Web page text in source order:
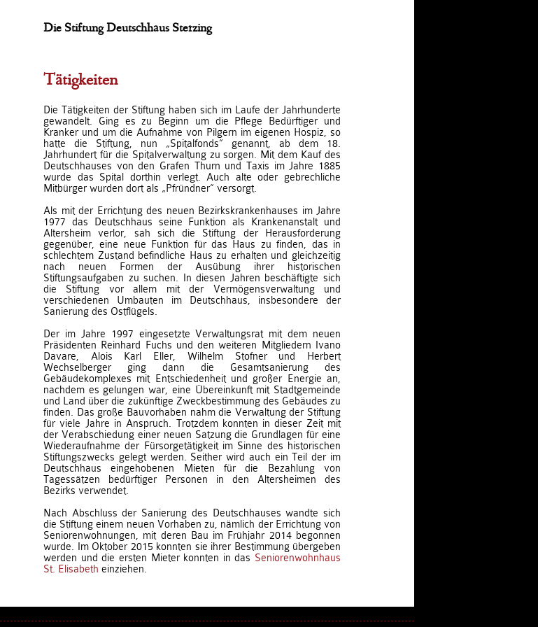
Die Stiftung Deutschhaus Sterzing
Tätigkeiten
Die Tätigkeiten der Stiftung haben sich im Laufe der Jahrhunderte
gewandelt. Ging es zu Beginn um die Pflege Bedürftiger und
Kranker und um die Aufnahme von Pilgern im eigenen Hospiz, so
hatte die Stiftung, nun „Spitalfonds“ genannt, ab dem 18.
Jahrhundert für die Spitalverwaltung zu sorgen. Mit dem Kauf des
Deutschhauses von den Grafen Thurn und Taxis im Jahre 1885
wurde das Spital dorthin verlegt. Auch alte oder gebrechliche
Mitbürger wurden dort als „Pfründner“ versorgt.
Als mit der Errichtung des neuen Bezirkskrankenhauses im Jahre
1977 das Deutschhaus seine Funktion als Krankenanstalt und
Altersheim verlor, sah sich die Stiftung der Herausforderung
gegenüber, eine neue Funktion für das Haus zu finden, das in
schlechtem Zustand befindliche Haus zu erhalten und gleichzeitig
nach neuen Formen der Ausübung ihrer historischen
Stiftungsaufgaben zu suchen. In diesen Jahren beschäftigte sich
die Stiftung vor allem mit der Vermögensverwaltung und
verschiedenen Umbauten im Deutschhaus, insbesondere der
Sanierung des Ostflügels.
Der im Jahre 1997 eingesetzte Verwaltungsrat mit dem neuen
Präsidenten Reinhard Fuchs und den weiteren Mitgliedern Ivano
Davare, Alois Karl Eller, Wilhelm Stofner und Herbert
Wechselberger ging dann die Gesamtsanierung des
Gebäudekomplexes mit Entschiedenheit und großer Energie an,
nachdem es gelungen war, eine Übereinkunft mit Stadtgemeinde
und Land über die zukünftige Zweckbestimmung des Gebäudes zu
finden. Das große Bauvorhaben nahm die Verwaltung der Stiftung
für viele Jahre in Anspruch. Trotzdem konnten in dieser Zeit mit
der Verabschiedung einer neuen Satzung die Grundlagen für eine
Wiederaufnahme der Fürsorgetätigkeit im Sinne des historischen
Stiftungszwecks gelegt werden. Seither wird auch ein Teil der im
Deutschhaus eingehobenen Mieten für die Bezahlung von
Tagessätzen bedürftiger Personen in den Altersheimen des
Bezirks verwendet.
Nach Abschluss der Sanierung des Deutschhauses wandte sich
die Stiftung einem neuen Vorhaben zu, nämlich der Errichtung von
Seniorenwohnungen, mit deren Bau im Frühjahr 2014 begonnen
wurde. Im Oktober 2015 konnten sie ihrer Bestimmung übergeben
werden und die ersten Mieter konnten in das Seniorenwohnhaus
St. Elisabeth einziehen.